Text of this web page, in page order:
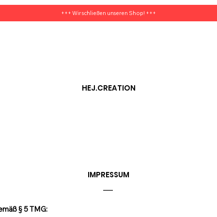
+++ Wir schließen unseren Shop! +++
HEJ.CREATION
IMPRESSUM
§ 5 TMG: